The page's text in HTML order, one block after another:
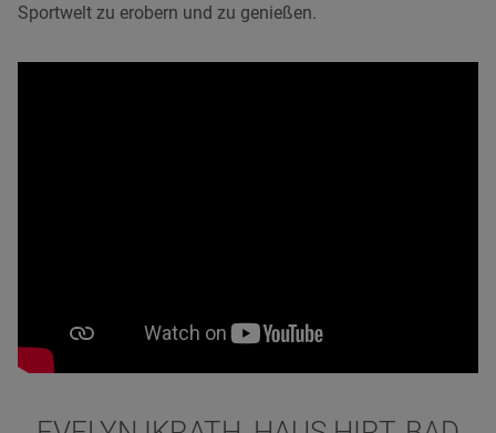
Sportwelt zu erobern und zu genießen.